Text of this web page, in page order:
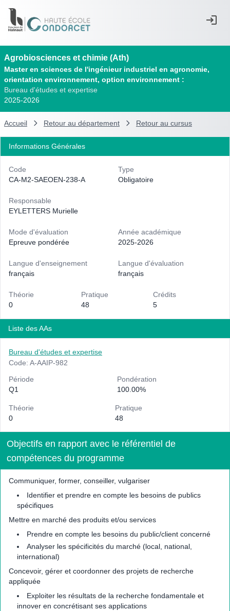
Agrobiosciences et chimie (Ath)
Master en sciences de l'ingénieur industriel en agronomie,
orientation environnement, option environnement :
Bureau d'études et expertise
2025-2026
Accueil Retour au département Retour au cursus
Informations Générales
Code
CA-M2-SAEOEN-238-A
Type
Obligatoire
Responsable
EYLETTERS Murielle
Mode d'évaluation
Epreuve pondérée
Année académique
2025-2026
Langue d'enseignement
français
Langue d'évaluation
français
Théorie
0
Pratique
48
Crédits
5
Liste des AAs
Bureau d'études et expertise
Code: A-AAIP-982
Période
Q1
Pondération
100.00%
Théorie
0
Pratique
48
Objectifs en rapport avec le référentiel de
compétences du programme
Communiquer, former, conseiller, vulgariser
Identifier et prendre en compte les besoins de publics
spécifiques
Mettre en marché des produits et/ou services
Prendre en compte les besoins du public/client concerné
Analyser les spécificités du marché (local, national,
international)
Concevoir, gérer et coordonner des projets de recherche
appliquée
Exploiter les résultats de la recherche fondamentale et
innover en concrétisant ses applications